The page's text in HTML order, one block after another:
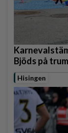
Bjöds på
Hisingen